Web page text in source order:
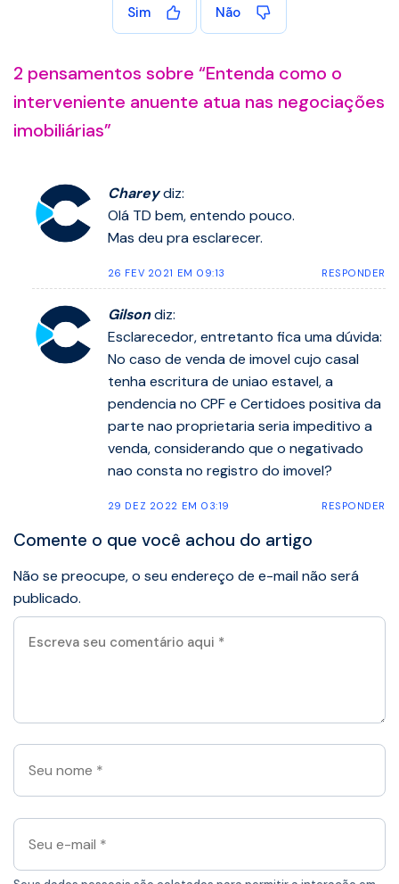
Sim Não
2 pensamentos sobre “Entenda como o
interveniente anuente atua nas negociações
imobiliárias”
Charey diz:
Olá TD bem, entendo pouco.
Mas deu pra esclarecer.
26 FEV 2021 EM 09:13 RESPONDER
Gilson diz:
Esclarecedor, entretanto fica uma dúvida:
No caso de venda de imovel cujo casal
tenha escritura de uniao estavel, a
pendencia no CPF e Certidoes positiva da
parte nao proprietaria seria impeditivo a
venda, considerando que o negativado
nao consta no registro do imovel?
29 DEZ 2022 EM 03:19 RESPONDER
Comente o que você achou do artigo
Não se preocupe, o seu endereço de e-mail não será
publicado.
Escreva
seu
Seu
nome
*
Seu
e-
mail